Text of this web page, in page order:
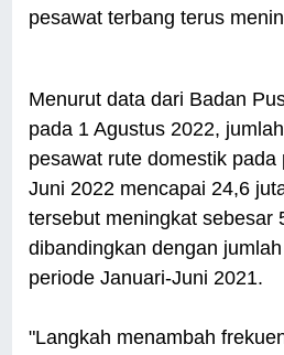
pesawat terbang terus
Menurut data dari Badan
pada 1 Agustus 2022,
pesawat rute domestik pada
Juni 2022 mencapai 24,6
tersebut meningkat sebesar
dibandingkan dengan
periode Januari-Juni 2021.
"Langkah menambah